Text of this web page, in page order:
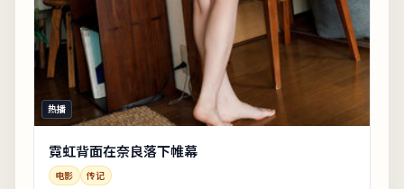
热播
霓虹背面在奈良落下帷幕
电影 传记